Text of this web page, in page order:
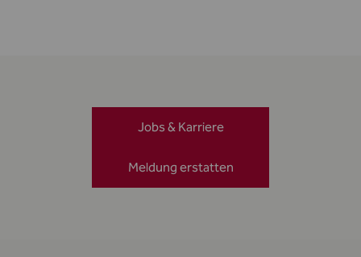
Jobs & Karriere
Meldung erstatten